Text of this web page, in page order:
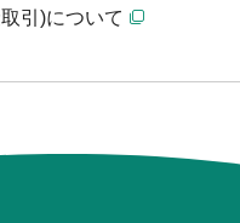
引)について